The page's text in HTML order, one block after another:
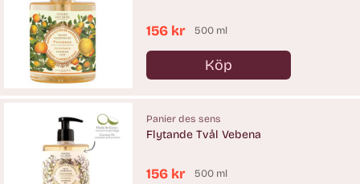
156 kr 500 ml
Köp
Antal
Panier des sens
Flytande Tvål Vebena
156 kr 500 ml